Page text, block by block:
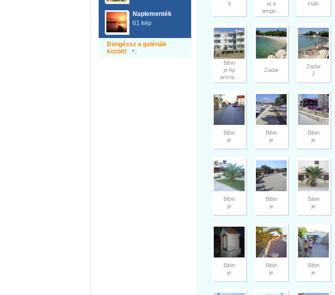
Naplementék
61 kép
Böngéssz a galériák
között!
9
at a
tenge...
Háló
Bibin
je Ap
artma...
Zadar
Zadar
2
Bibin
je
Bibin
je
Bibin
je
Bibin
je
Bibin
je
Bibin
je
Bibin
je
Bibin
je
Bibin
je